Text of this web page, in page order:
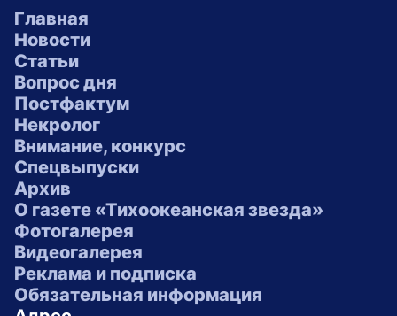
Главная
Новости
Статьи
Вопрос дня
Постфактум
Некролог
Внимание, конкурс
Спецвыпуски
Архив
О газете «Тихоокеанская звезда»
Фотогалерея
Видеогалерея
Реклама и подписка
Обязательная информация